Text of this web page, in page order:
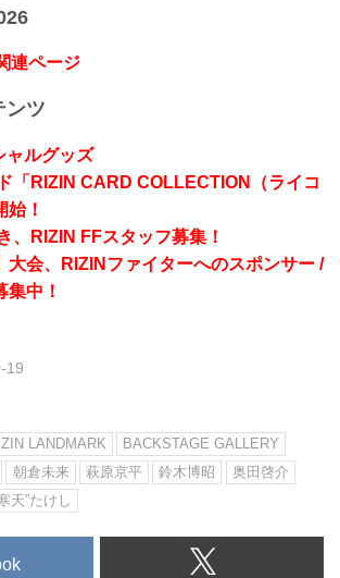
連ページ
ンツ
ルグッズ
「RIZIN CARD COLLECTION（ライコ
始！
、RIZIN FFスタッフ募集！
会、RIZINファイターへのスポンサー /
集中！
19
LANDMARK
BACKSTAGE GALLERY
朝倉未来 萩原京平 鈴木博昭
奥田啓介
天”たけし